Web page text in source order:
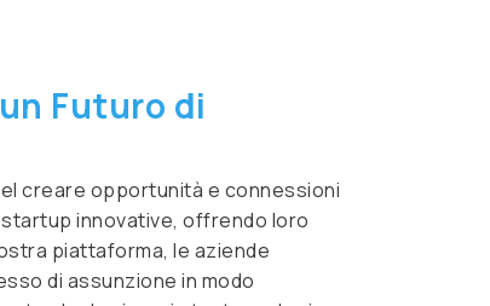
Futuro di
creare opportunità e connessioni
innovative, offrendo loro
piattaforma, le aziende
di assunzione in modo